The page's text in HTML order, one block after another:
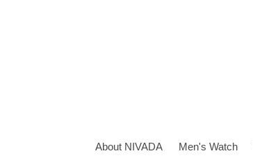
About NIVADA Men's Watch